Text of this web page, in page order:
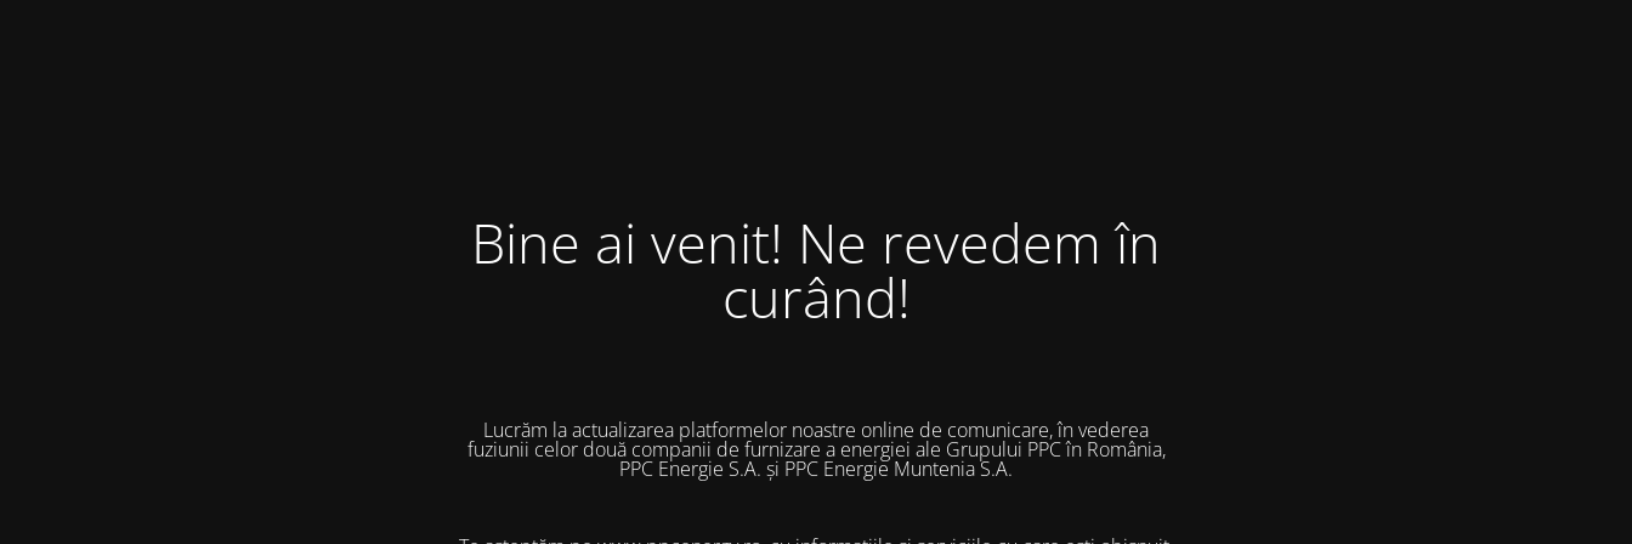
Bine ai venit! Ne revedem în
curând!
Lucrăm la actualizarea platformelor noastre online de comunicare, în vederea
fuziunii celor două companii de furnizare a energiei ale Grupului PPC în România,
PPC Energie S.A. și PPC Energie Muntenia S.A.